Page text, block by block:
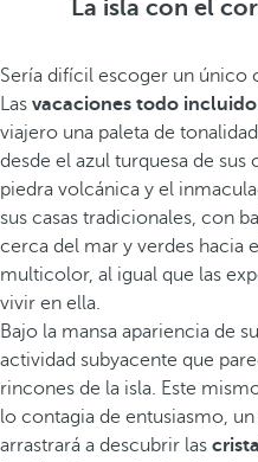
La isla con el
Sería difícil escoger un único
Las vacaciones todo
viajero una paleta de
desde el azul turquesa de
piedra volcánica y el
sus casas tradicionales, con
cerca del mar y verdes hacia
multicolor, al igual que las
vivir en ella.
Bajo la mansa apariencia de
actividad subyacente que
rincones de la isla. Este
lo contagia de entusiasmo,
arrastrará a descubrir las